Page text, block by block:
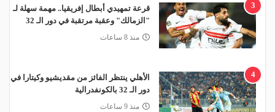
3
قرعة تمهيدي أبطال إفريقيا.. مهمة سهلة لـ
"الزمالك" وعقبة مرتقبة في دور الـ 32
منذ 8 ساعات
4
الأهلي ينتظر الفائز من مقديشيو وكيتارا في
دور الـ 32 بالكونفدرالية
منذ 9 ساعات